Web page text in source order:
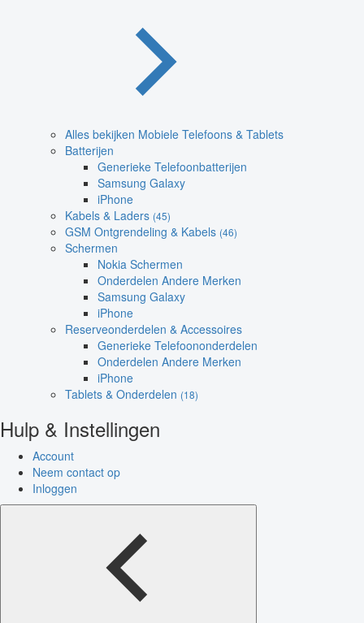
Alles bekijken Mobiele Telefoons & Tablets
Batterijen
Generieke Telefoonbatterijen
Samsung Galaxy
iPhone
Kabels & Laders (45)
GSM Ontgrendeling & Kabels (46)
Schermen
Nokia Schermen
Onderdelen Andere Merken
Samsung Galaxy
iPhone
Reserveonderdelen & Accessoires
Generieke Telefoononderdelen
Onderdelen Andere Merken
iPhone
Tablets & Onderdelen (18)
Hulp & Instellingen
Account
Neem contact op
Inloggen